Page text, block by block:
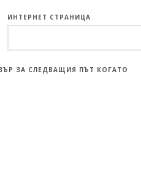
ИНТЕРНЕТ СТРАНИЦА
ЗА СЛЕДВАЩИЯ ПЪТ КОГАТО